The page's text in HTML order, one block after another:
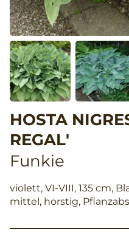
HOSTA
REGAL'
Funkie
violett, VI-VIII, 135 cm,
mittel, horstig,